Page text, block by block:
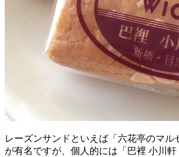
レーズンサンドといえば「六花亭のマル
が有名ですが、個人的には「巴裡 小川